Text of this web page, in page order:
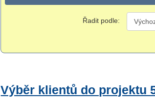
Řadit podle:
Výběr klientů do projektu